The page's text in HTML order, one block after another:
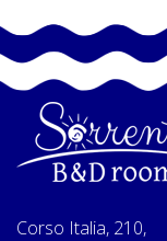
Corso Italia, 210,